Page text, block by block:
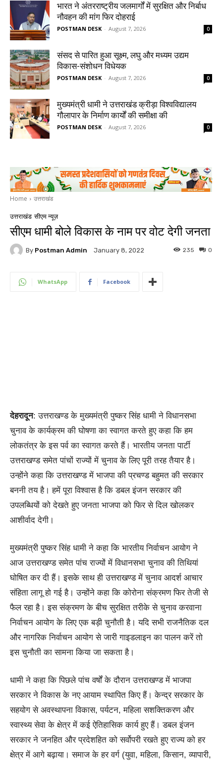
भारत ने अंतरराष्ट्रीय जलमार्गों में सुरक्षित और निर्बाध
नौवहन की मांग फिर दोहराई
POSTMAN DESK - August 7, 2026 0
संसद से पारित हुआ सूक्ष्म, लघु और मध्यम उद्यम
विकास-संशोधन विधेयक
POSTMAN DESK - August 7, 2026 0
मुख्यमंत्री धामी ने उत्तराखंड क्रीड़ा विश्वविद्यालय
गौलापार के निर्माण कार्यों की समीक्षा की
POSTMAN DESK - August 7, 2026 0